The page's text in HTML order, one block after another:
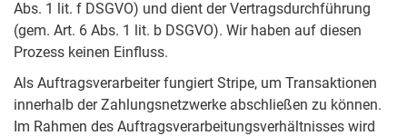
Abs. 1 lit. f DSGVO) und dient der Vertragsdurchführung
(gem. Art. 6 Abs. 1 lit. b DSGVO). Wir haben auf diesen
Prozess keinen Einfluss.
Als Auftragsverarbeiter fungiert Stripe, um Transaktionen
innerhalb der Zahlungsnetzwerke abschließen zu können.
Im Rahmen des Auftragsverarbeitungsverhältnisses wird